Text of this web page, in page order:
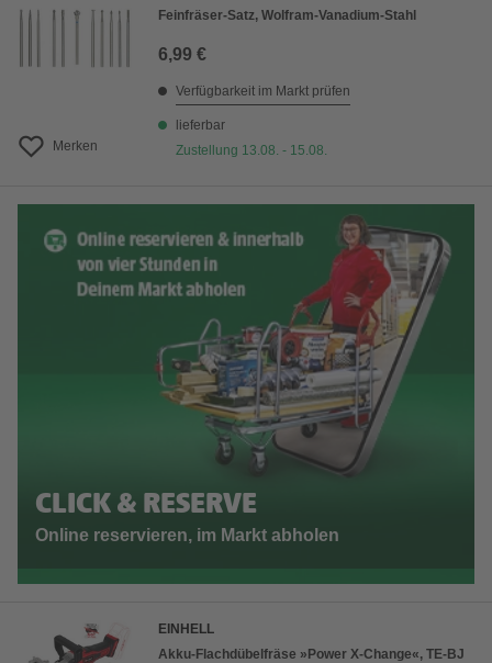
Merken
Feinfräser-Satz, Wolfram-Vanadium-Stahl
6,99 €
Verfügbarkeit im Markt prüfen
lieferbar
Zustellung 13.08. - 15.08.
CLICK & RESERVE
Online reservieren, im Markt abholen
EINHELL
Akku-Flachdübelfräse »Power X-Change«, TE-BJ